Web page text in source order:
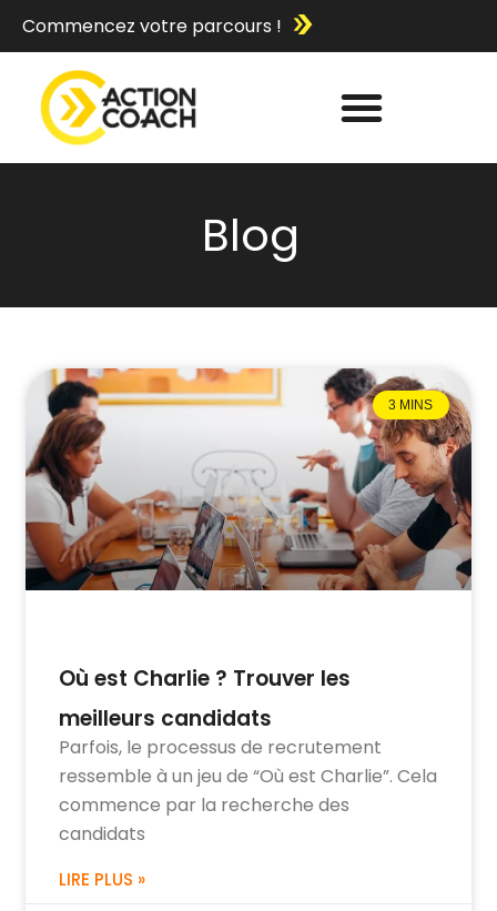
Commencez votre parcours !
Blog
3 MINS
Où est Charlie ? Trouver les
meilleurs candidats
Parfois, le processus de recrutement
ressemble à un jeu de “Où est Charlie”. Cela
commence par la recherche des
candidats
LIRE PLUS »